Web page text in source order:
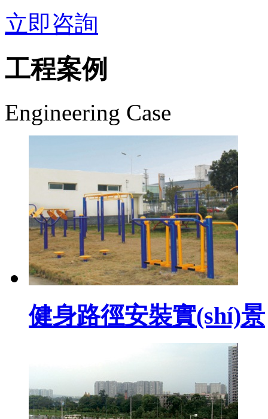
立即咨詢
工程案例
Engineering Case
健身路徑安裝實(shí)景